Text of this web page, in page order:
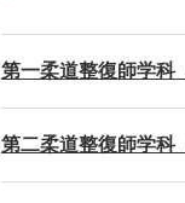
第一柔道整復師学科
第二柔道整復師学科